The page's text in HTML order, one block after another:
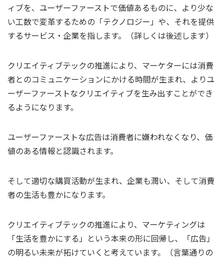
ィブを、ユーザーファーストで価値あるものに、より少な
い工数で変革するための「テクノロジー」や、それを提供
するサービス・企業を指します。（詳しくは後述します）
クリエイティブテックの推進により、マーケターには消費
者とのコミュニケーションにかける時間が生まれ、よりユ
ーザーファーストなクリエイティブを生み出すことができ
るようになります。
ユーザーファーストな広告は消費者に嫌われなくなり、価
値のある情報と認識されます。
そして適切な購買活動が生まれ、企業も潤い、そして消費
者の生活も豊かになります。
クリエイティブテックの推進により、マーケティングは
「生活を豊かにする」という本来の形に回帰し、「広告」
の明るい未来が拓けていくと考えています。
（言葉通りの